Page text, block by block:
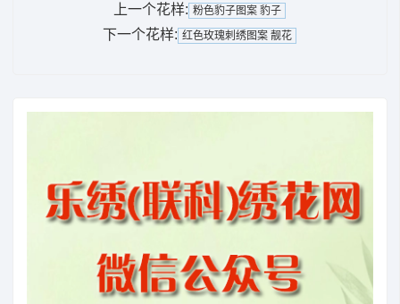
上一个花样: 粉色豹子图案 豹子
下一个花样: 红色玫瑰刺绣图案 靓花